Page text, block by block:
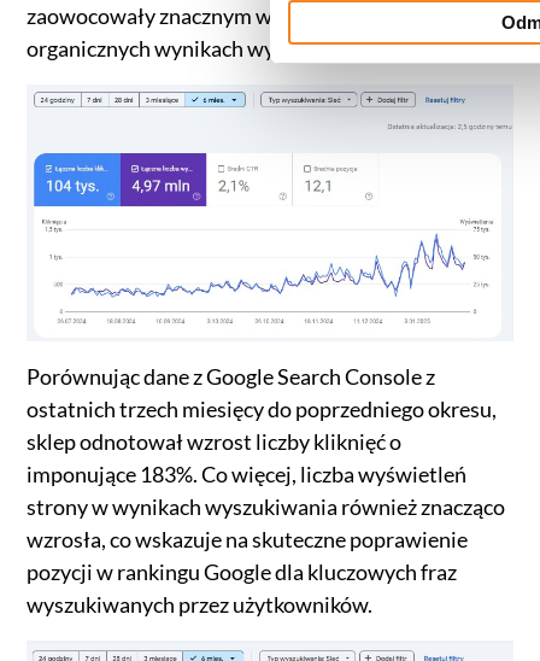
zaowocowały znacznym wzrostem widoczności w
organicznych wynikach wyszukiwania.
Porównując dane z Google Search Console z
ostatnich trzech miesięcy do poprzedniego okresu,
sklep odnotował wzrost liczby kliknięć o
imponujące 183%. Co więcej, liczba wyświetleń
strony w wynikach wyszukiwania również znacząco
wzrosła, co wskazuje na skuteczne poprawienie
pozycji w rankingu Google dla kluczowych fraz
wyszukiwanych przez użytkowników.